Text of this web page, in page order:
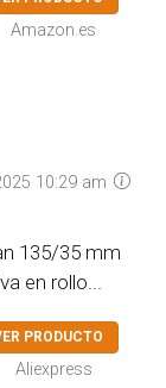
Amazon.es
10:29 am
135/35 mm
en rollo...
PRODUCTO
Aliexpress